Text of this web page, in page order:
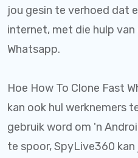
jou gesin te verhoed dat
internet, met die hulp van
Whatsapp.
Hoe How To Clone Fast
kan ook hul werknemers
gebruik word om 'n
te spoor, SpyLive360